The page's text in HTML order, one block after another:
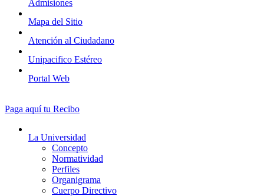
Admisiones
Mapa del Sitio
Atención al Ciudadano
Unipacifico Estéreo
Portal Web
Paga aquí tu Recibo
La Universidad
Concepto
Normatividad
Perfiles
Organigrama
Cuerpo Directivo